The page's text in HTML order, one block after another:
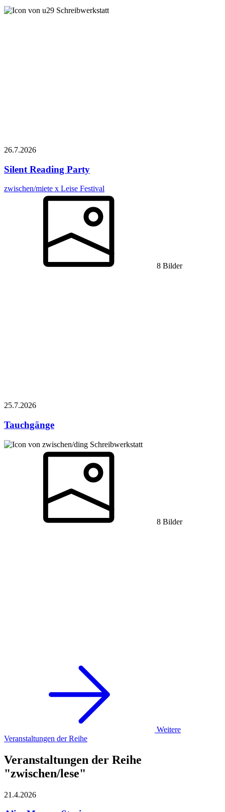
Schreibwerkstatt
26.7.2026
Silent Reading Party
zwischen/miete x Leise Festival
8 Bilder
25.7.2026
Tauchgänge
Schreibwerkstatt
8 Bilder
Weitere
Veranstaltungen der Reihe
Veranstaltungen der Reihe
"zwischen/lese"
21.4.2026